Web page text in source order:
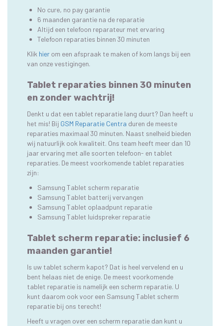
No cure, no pay garantie
6 maanden garantie na de reparatie
Altijd een telefoon reparateur met ervaring
Telefoon reparaties binnen 30 minuten
Klik hier om een afspraak te maken of kom langs bij een
van onze vestigingen.
Tablet reparaties binnen 30 minuten
en zonder wachtrij!
Denkt u dat een tablet reparatie lang duurt? Dan heeft u
het mis! Bij GSM Reparatie Centra duren de meeste
reparaties maximaal 30 minuten. Naast snelheid bieden
wij natuurlijk ook kwaliteit. Ons team heeft meer dan 10
jaar ervaring met alle soorten telefoon- en tablet
reparaties. De meest voorkomende tablet reparaties
zijn:
Samsung Tablet scherm reparatie
Samsung Tablet batterij vervangen
Samsung Tablet oplaadpunt reparatie
Samsung Tablet luidspreker reparatie
Tablet scherm reparatie: inclusief 6
maanden garantie!
Is uw tablet scherm kapot? Dat is heel vervelend en u
bent helaas niet de enige. De meest voorkomende
tablet reparatie is namelijk een scherm reparatie. U
kunt daarom ook voor een Samsung Tablet scherm
reparatie bij ons terecht!
Heeft u vragen over een scherm reparatie dan kunt u